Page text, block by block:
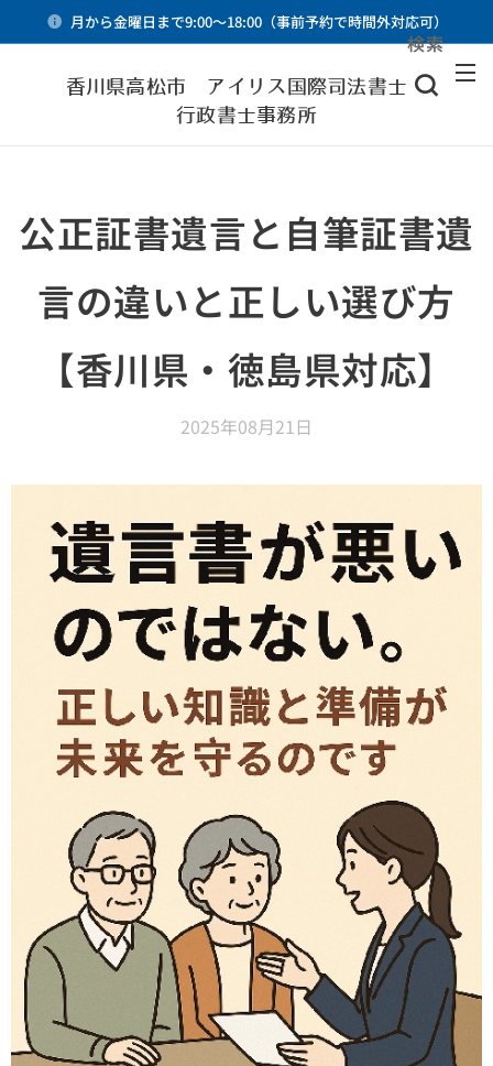
月から金曜日まで9:00～18:00（事前予約で時間外対応可）
香川県高松市 アイリス国際司法書士・
行政書士事務所
検索
公正証書遺言と自筆証書遺
言の違いと正しい選び方
【香川県・徳島県対応】
2025年08月21日